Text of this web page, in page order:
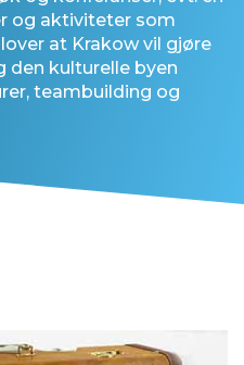
og aktiviteter som
at Krakow vil gjøre
den kulturelle byen
teambuilding og